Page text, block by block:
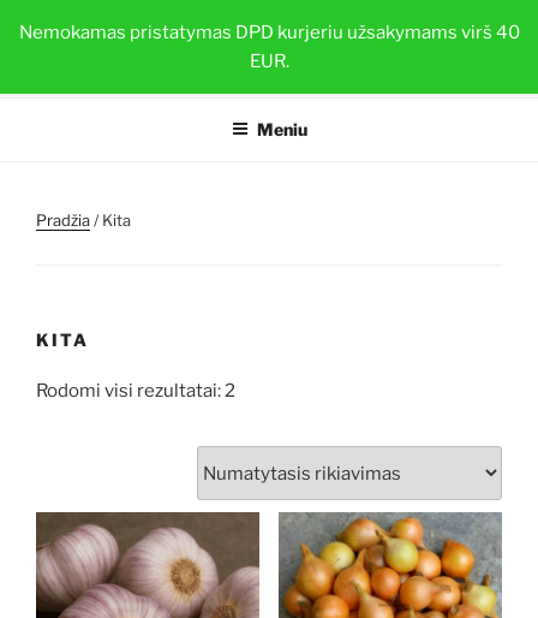
Nemokamas pristatymas DPD kurjeriu užsakymams virš 40
EUR.
prie BRAŠKIŲ DAIGAI
Sveiki ir stiprūs augalai su TOP-PLANT™
Meniu
Pradžia/ Kita
KITA
Rodomi visi rezultatai: 2